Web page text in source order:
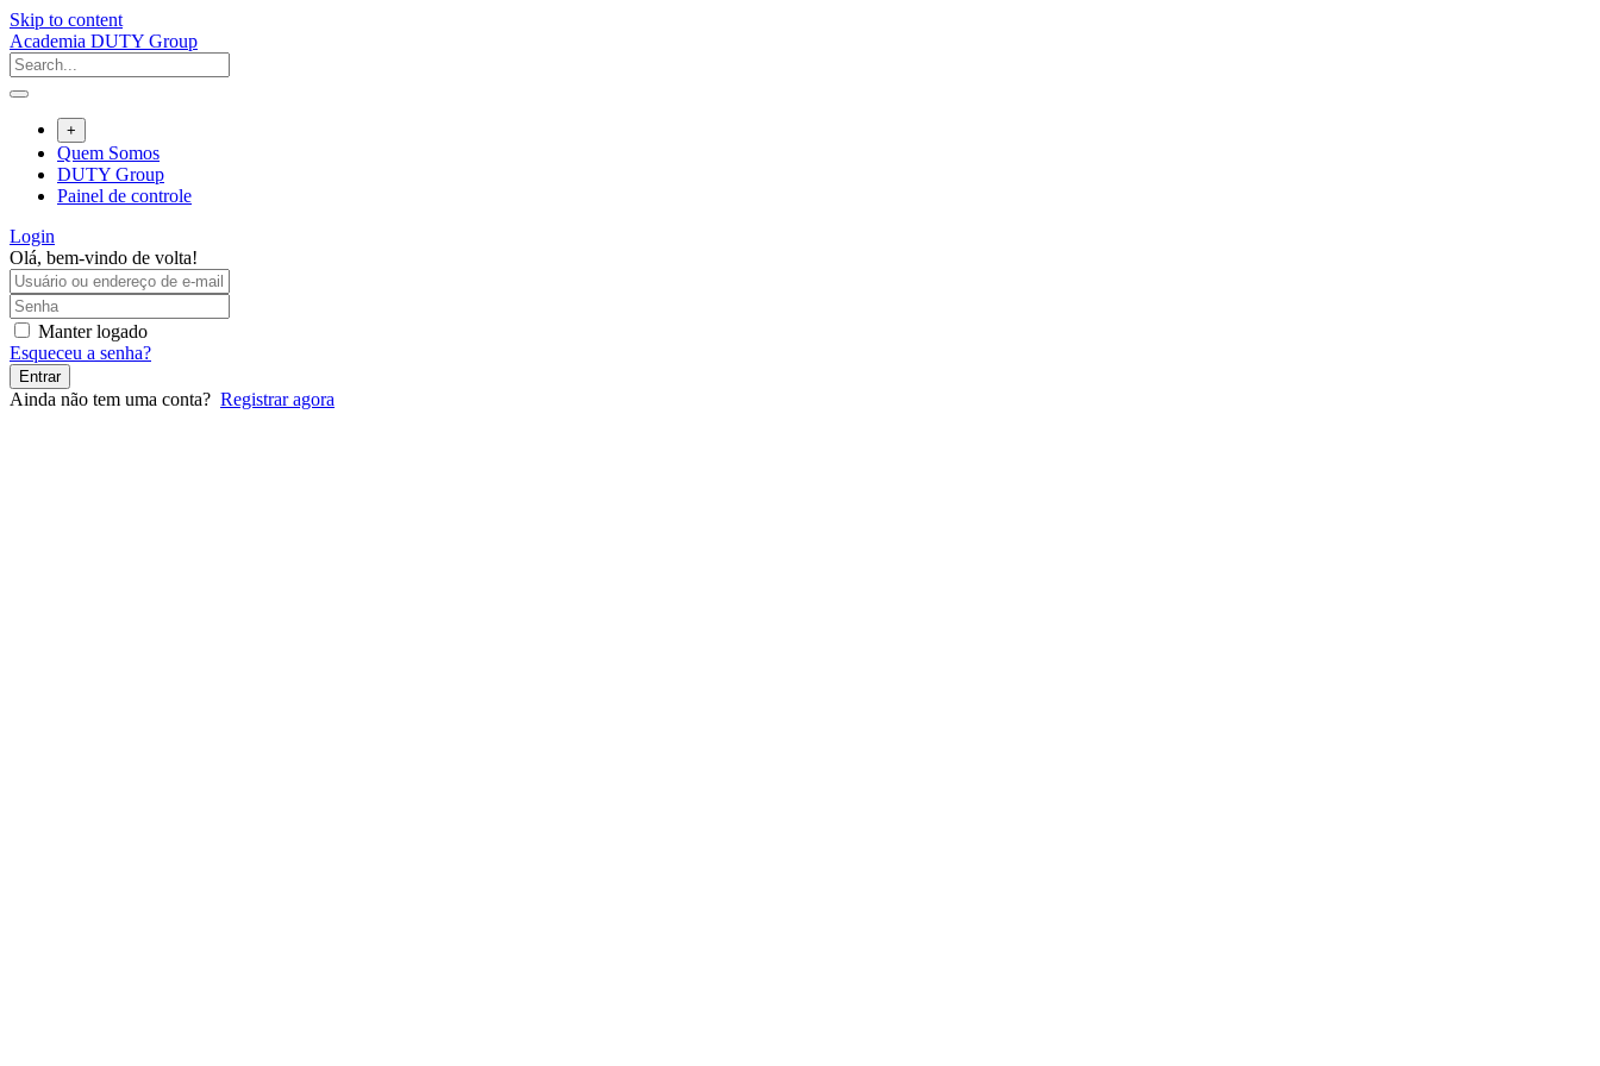
Skip to content
Academia DUTY Group
+
Quem Somos
DUTY Group
Painel de controle
Login
Olá, bem-vindo de volta!
Manter logado
Esqueceu a senha?
Entrar
Ainda não tem uma conta? Registrar agora